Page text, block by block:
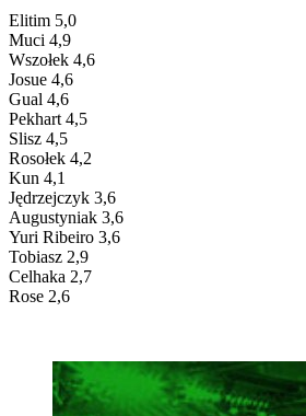
Elitim 5,0
Muci 4,9
Wszołek 4,6
Josue 4,6
Gual 4,6
Pekhart 4,5
Slisz 4,5
Rosołek 4,2
Kun 4,1
Jędrzejczyk 3,6
Augustyniak 3,6
Yuri Ribeiro 3,6
Tobiasz 2,9
Celhaka 2,7
Rose 2,6